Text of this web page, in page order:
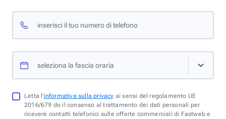
inserisci il tuo numero di telefono
seleziona la fascia oraria
Letta l'informativa sulla privacy ai sensi del regolamento UE
2016/679 do il consenso al trattamento dei dati personali per
ricevere contatti telefonici sulle offerte commerciali di Fastweb e